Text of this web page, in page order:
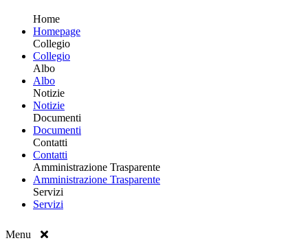
Home
Homepage
Collegio
Collegio
Albo
Albo
Notizie
Notizie
Documenti
Documenti
Contatti
Contatti
Amministrazione Trasparente
Amministrazione Trasparente
Servizi
Servizi
Menu